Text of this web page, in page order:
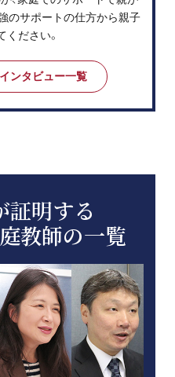
のサポートの仕方から親子
ださい。
ンタビュー一覧
証明する
教師の一覧